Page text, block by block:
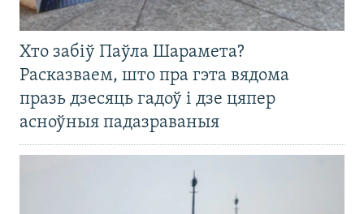
Хто забіў Паўла Шарамета?
Расказваем, што пра гэта вядома
празь дзесяць гадоў і дзе цяпер
асноўныя падазраваныя